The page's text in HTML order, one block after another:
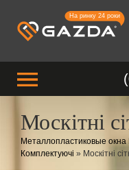
На ринку 24 роки
Москітні
Металлопластиковые окна
Комплектуючі » Москітні